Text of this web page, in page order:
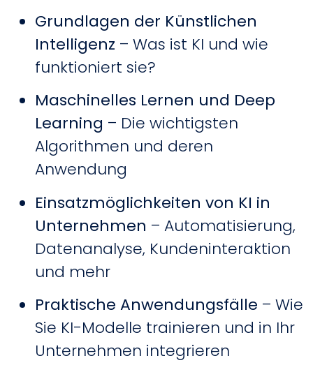
Grundlagen der Künstlichen
Intelligenz – Was ist KI und wie
funktioniert sie?
Maschinelles Lernen und Deep
Learning – Die wichtigsten
Algorithmen und deren
Anwendung
Einsatzmöglichkeiten von KI in
Unternehmen – Automatisierung,
Datenanalyse, Kundeninteraktion
und mehr
Praktische Anwendungsfälle – Wie
Sie KI-Modelle trainieren und in Ihr
Unternehmen integrieren